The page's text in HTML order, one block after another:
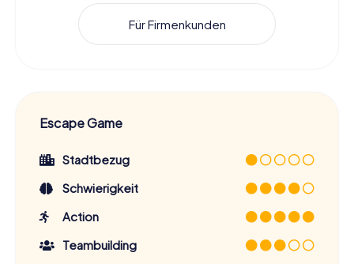
Für Firmenkunden
Escape Game
Stadtbezug
Schwierigkeit
Action
Teambuilding